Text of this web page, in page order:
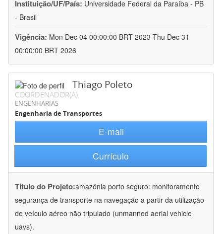
Instituição/UF/País: Universidade Federal da Paraíba - PB
- Brasil
Vigência: Mon Dec 04 00:00:00 BRT 2023-Thu Dec 31
00:00:00 BRT 2026
Thiago Poleto
COORDENADOR(A)
ENGENHARIAS
Engenharia de Transportes
E-mail
Currículo
Título do Projeto:amazônia porto seguro: monitoramento
segurança de transporte na navegação a partir da utilização
de veículo aéreo não tripulado (unmanned aerial vehicle
uavs).